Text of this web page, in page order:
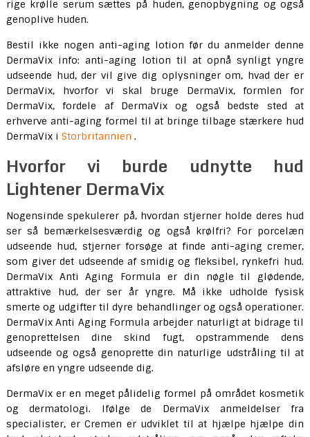
rige krølle serum sættes på huden, genopbygning og også
genoplive huden.
Bestil ikke nogen anti-aging lotion før du anmelder denne
DermaVix info: anti-aging lotion til at opnå synligt yngre
udseende hud, der vil give dig oplysninger om, hvad der er
DermaVix, hvorfor vi skal bruge DermaVix, formlen for
DermaVix, fordele af DermaVix og også bedste sted at
erhverve anti-aging formel til at bringe tilbage stærkere hud
DermaVix i Storbritannien .
Hvorfor vi burde udnytte hud
Lightener DermaVix
Nogensinde spekulerer på, hvordan stjerner holde deres hud
ser så bemærkelsesværdig og også krølfri? For porcelæn
udseende hud, stjerner forsøge at finde anti-aging cremer,
som giver det udseende af smidig og fleksibel, rynkefri hud.
DermaVix Anti Aging Formula er din nøgle til glødende,
attraktive hud, der ser år yngre. Må ikke udholde fysisk
smerte og udgifter til dyre behandlinger og også operationer.
DermaVix Anti Aging Formula arbejder naturligt at bidrage til
genoprettelsen dine skind fugt, opstrammende dens
udseende og også genoprette din naturlige udstråling til at
afsløre en yngre udseende dig.
DermaVix er en meget pålidelig formel på området kosmetik
og dermatologi. Ifølge de DermaVix anmeldelser fra
specialister, er Cremen er udviklet til at hjælpe hjælpe din